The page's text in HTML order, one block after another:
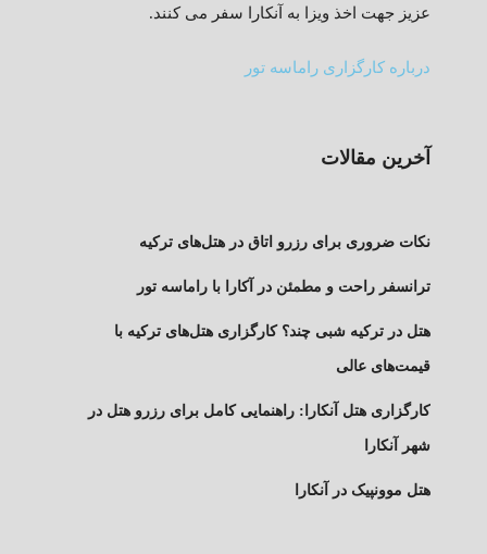
عزیز جهت اخذ ویزا به آنکارا سفر می کنند.
درباره کارگزاری راماسه تور
آخرین مقالات
نکات ضروری برای رزرو اتاق در هتل‌های ترکیه
ترانسفر راحت و مطمئن در آکارا با راماسه تور
هتل در ترکیه شبی چند؟ کارگزاری هتل‌های ترکیه با
قیمت‌های عالی
کارگزاری هتل آنکارا: راهنمایی کامل برای رزرو هتل در
شهر آنکارا
هتل موونپیک در آنکارا